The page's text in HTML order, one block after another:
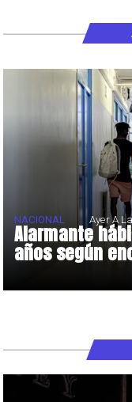
Alarmante
años según
NACIONAL Ayer A